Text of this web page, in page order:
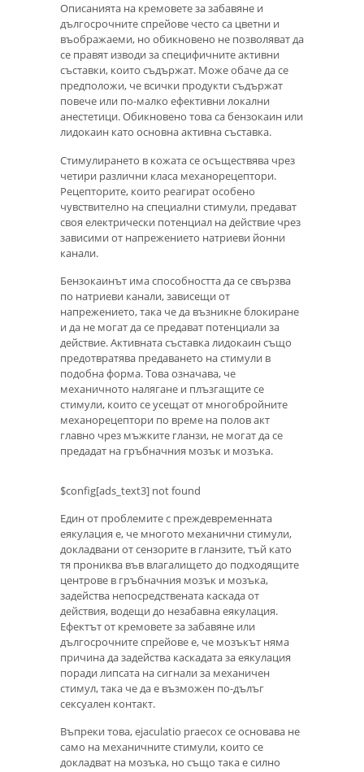
Описанията на кремовете за забавяне и
дългосрочните спрейове често са цветни и
въображаеми, но обикновено не позволяват да
се правят изводи за специфичните активни
съставки, които съдържат. Може обаче да се
предположи, че всички продукти съдържат
повече или по-малко ефективни локални
анестетици. Обикновено това са бензокаин или
лидокаин като основна активна съставка.
Стимулирането в кожата се осъществява чрез
четири различни класа механорецептори.
Рецепторите, които реагират особено
чувствително на специални стимули, предават
своя електрически потенциал на действие чрез
зависими от напрежението натриеви йонни
канали.
Бензокаинът има способността да се свързва
по натриеви канали, зависещи от
напрежението, така че да възникне блокиране
и да не могат да се предават потенциали за
действие. Активната съставка лидокаин също
предотвратява предаването на стимули в
подобна форма. Това означава, че
механичното налягане и плъзгащите се
стимули, които се усещат от многобройните
механорецептори по време на полов акт
главно чрез мъжките гланзи, не могат да се
предадат на гръбначния мозък и мозъка.
$config[ads_text3] not found
Един от проблемите с преждевременната
еякулация е, че многото механични стимули,
докладвани от сензорите в гланзите, тъй като
тя прониква във влагалището до подходящите
центрове в гръбначния мозък и мозъка,
задейства непосредствената каскада от
действия, водещи до незабавна еякулация.
Ефектът от кремовете за забавяне или
дългосрочните спрейове е, че мозъкът няма
причина да задейства каскадата за еякулация
поради липсата на сигнали за механичен
стимул, така че да е възможен по-дълъг
сексуален контакт.
Въпреки това, ejaculatio praecox се основава не
само на механичните стимули, които се
докладват на мозъка, но също така е силно